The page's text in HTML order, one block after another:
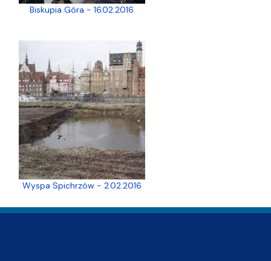
Biskupia Góra - 16.02.2016
Wyspa Spichrzów - 2.02.2016